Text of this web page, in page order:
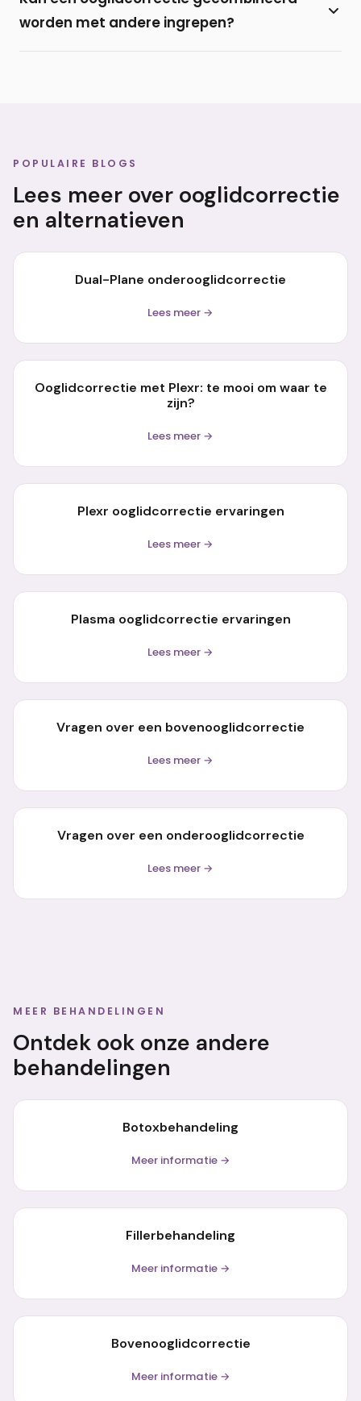
littekens trekken meestal fraai bij en zijn nauwelijks
zichtbaar.
worden met andere ingrepen?
POPULAIRE BLOGS
Lees meer over ooglidcorrectie
en alternatieven
Dual-Plane onderooglidcorrectie
Lees meer →
Ooglidcorrectie met Plexr: te mooi om waar te
zijn?
Lees meer →
Plexr ooglidcorrectie ervaringen
Lees meer →
Plasma ooglidcorrectie ervaringen
Lees meer →
Vragen over een bovenooglidcorrectie
Lees meer →
Vragen over een onderooglidcorrectie
Lees meer →
MEER BEHANDELINGEN
Ontdek ook onze andere
behandelingen
Botoxbehandeling
Meer informatie →
Fillerbehandeling
Meer informatie →
Bovenooglidcorrectie
Meer informatie →